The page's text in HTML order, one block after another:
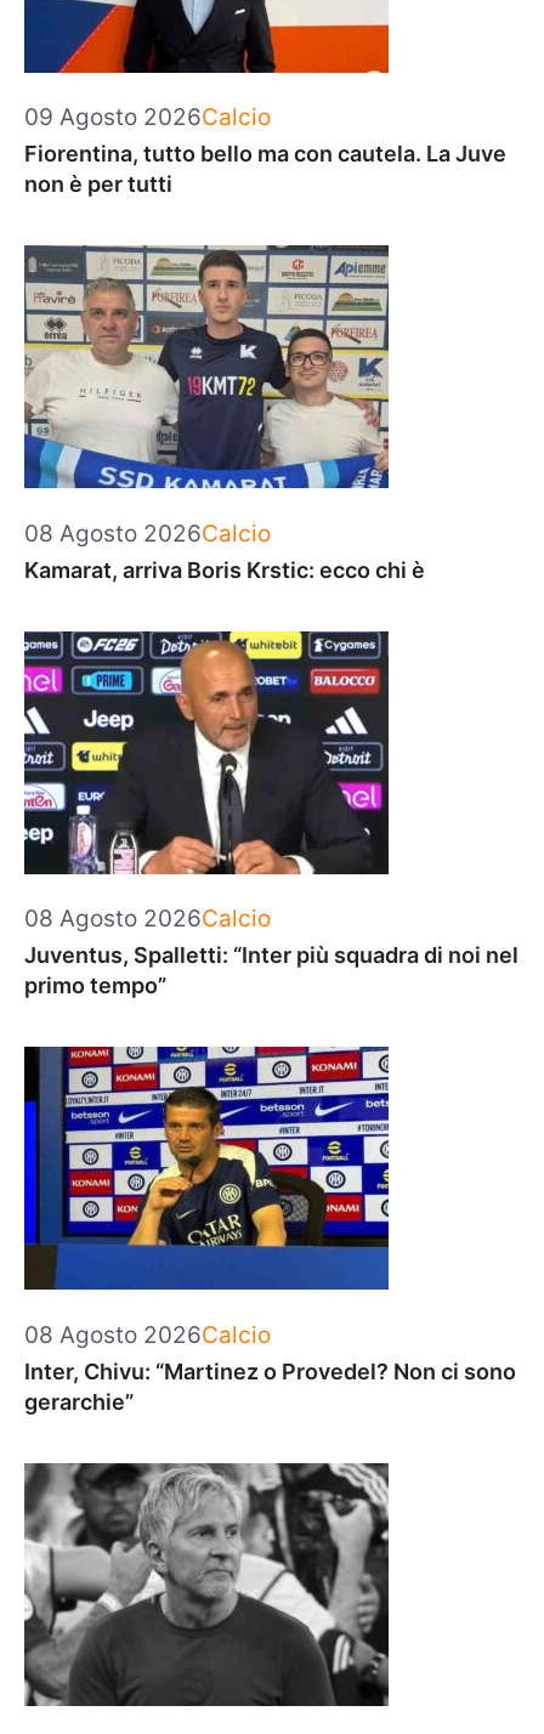
09 Agosto 2026Categorie
Calcio
Fiorentina, tutto bello ma con cautela. La Juve
non è per tutti
08 Agosto 2026Categorie
Calcio
Kamarat, arriva Boris Krstic: ecco chi è
08 Agosto 2026Categorie
Calcio
Juventus, Spalletti: “Inter più squadra di noi nel
primo tempo”
08 Agosto 2026Categorie
Calcio
Inter, Chivu: “Martinez o Provedel? Non ci sono
gerarchie”